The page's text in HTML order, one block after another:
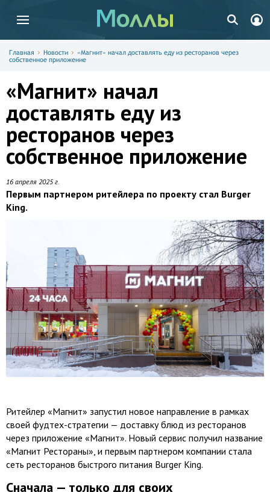
Главная Новости
«Магнит» начал доставлять еду из ресторанов через
собственное приложение
«Магнит» начал
доставлять еду из
ресторанов через
собственное приложение
16 апреля 2025 г.
Первым партнером ритейлера по проекту стал Burger
King.
Ритейлер «Магнит» запустил новое направление в рамках
своей фудтех-стратегии — доставку блюд из ресторанов
через приложение «Магнит». Новый сервис получил название
«Магнит Рестораны», и первым партнером компании стала
сеть ресторанов быстрого питания Burger King.
Сначала — только для своих